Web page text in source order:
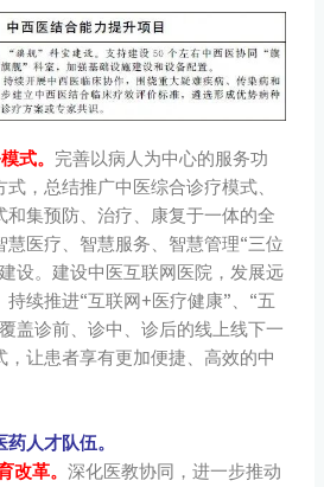
式。 完善以病人为中心的服务功
，总结推广中医综合诊疗模式、
和集预防、治疗、康复于一体的全
慧医疗、智慧服务、智慧管理“三位
设。建设中医互联网医院，发展远
续推进“互联网+医疗健康”、“五
盖诊前、诊中、诊后的线上线下一
，让患者享有更加便捷、高效的中
药人才队伍。
改革。深化医教协同，进一步推动